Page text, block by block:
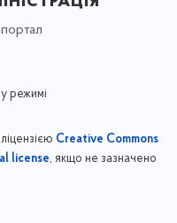
режимі
Creative Commons
license, якщо не зазначено